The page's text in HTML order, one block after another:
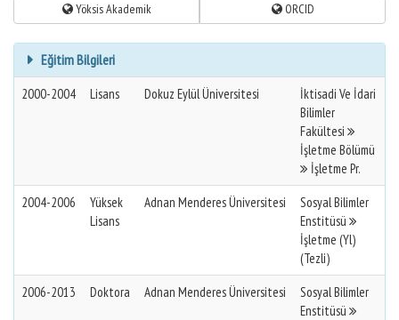
Yöksis Akademik ORCID
Eğitim Bilgileri
2000-2004 Lisans Dokuz Eylül Üniversitesi
İktisadi Ve İdari
Bilimler
Fakültesi
İşletme Bölümü
İşletme Pr.
2004-2006
Yüksek
Lisans
Adnan Menderes Üniversitesi
Sosyal Bilimler
Enstitüsü
İşletme (Yl)
(Tezli)
2006-2013
Doktora Adnan Menderes Üniversitesi
Sosyal Bilimler
Enstitüsü